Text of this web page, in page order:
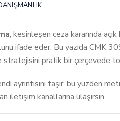
, kesinleşen ceza kararında
ifade eder. Bu yazıda CMK 309
stratejisini pratik bir çerçevede
ayrıntısını taşır; bu yüzden
iletişim kanallarına ulaşırsın.